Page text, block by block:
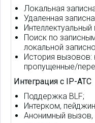
Локальная
Удаленная
Интеллектуальный
Поиск по
локальной
История
пропущенные/
Интеграция с IP-АТС
Поддержка BLF;
Интерком,
Анонимный вызов,